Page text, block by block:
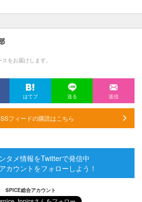
をお届けします。
はてブ 送る 送信
フィードの購読はこちら
タメ情報をTwitterで発信中
カウントをフォローしよう！
SPICE総合アカウント